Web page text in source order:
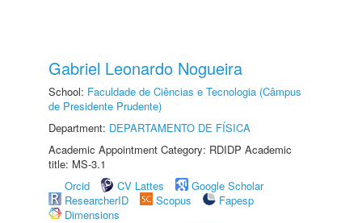
Gabriel Leonardo Nogueira
School: Faculdade de Ciências e Tecnologia (Câmpus
de Presidente Prudente)
Department: DEPARTAMENTO DE FÍSICA
Academic Appointment Category: RDIDP Academic
title: MS-3.1
Orcid
CV Lattes
Google Scholar
ResearcherID
Scopus
Fapesp
Dimensions